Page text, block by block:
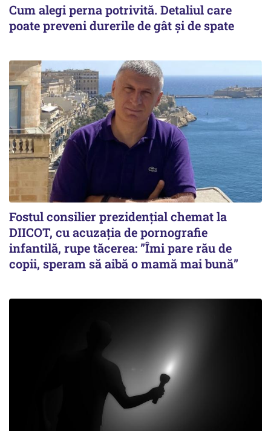
Cum alegi perna potrivită. Detaliul care
poate preveni durerile de gât și de spate
Fostul consilier prezidențial chemat la
DIICOT, cu acuzația de pornografie
infantilă, rupe tăcerea: ”Îmi pare rău de
copii, speram să aibă o mamă mai bună”